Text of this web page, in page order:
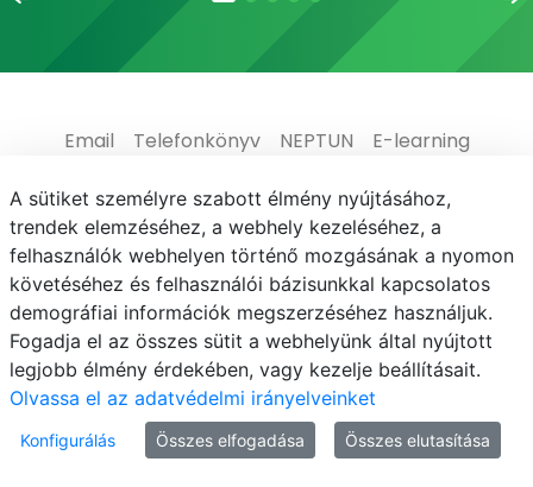
Email Telefonkönyv NEPTUN
E-learning
Médiaközpont
Informatikai Igazgatóság
Adatvédelem
© MATE 2021
A sütiket személyre szabott élmény nyújtásához,
trendek elemzéséhez, a webhely kezeléséhez, a
felhasználók webhelyen történő mozgásának a nyomon
követéséhez és felhasználói bázisunkkal kapcsolatos
demográfiai információk megszerzéséhez használjuk.
Fogadja el az összes sütit a webhelyünk által nyújtott
legjobb élmény érdekében, vagy kezelje beállításait.
Olvassa el az adatvédelmi irányelveinket
Konfigurálás Összes elfogadása Összes elutasítása